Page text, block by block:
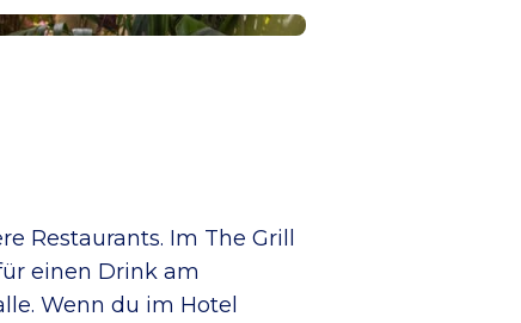
Restaurants. Im The Grill
einen Drink am
Wenn du im Hotel